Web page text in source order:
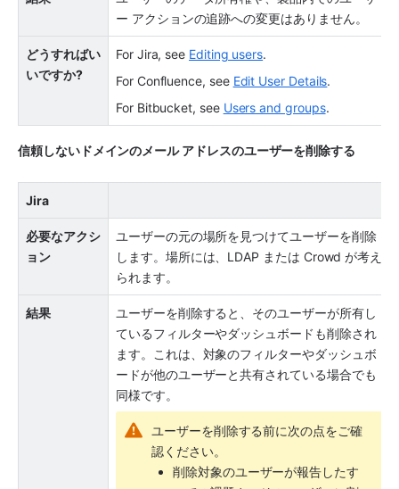
ー アクションの追跡への変更はありません。
どうすればい
いですか?
For Jira, see Editing users.
For Confluence, see Edit User Details.
For Bitbucket, see Users and groups.
信頼しないドメインのメール アドレスのユーザーを削除する
Jira
必要なアクシ
ョン
ユーザーの元の場所を見つけてユーザーを削除
します。場所には、LDAP または Crowd が考え
られます。
結果
ユーザーを削除すると、そのユーザーが所有し
ているフィルターやダッシュボードも削除され
ます。これは、対象のフィルターやダッシュボ
ードが他のユーザーと共有されている場合でも
同様です。
ユーザーを削除する前に次の点をご確
認ください。
削除対象のユーザーが報告したす